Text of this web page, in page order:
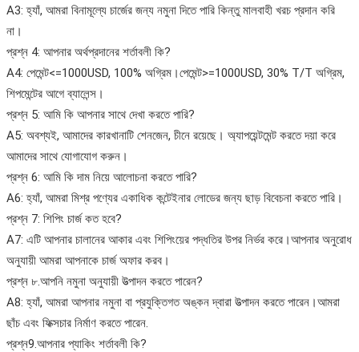
A3: হ্যাঁ, আমরা বিনামূল্যে চার্জের জন্য নমুনা দিতে পারি কিন্তু মালবাহী খরচ প্রদান করি
না।
প্রশ্ন 4: আপনার অর্থপ্রদানের শর্তাবলী কি?
A4: পেমেন্ট<=1000USD, 100% অগ্রিম।পেমেন্ট>=1000USD, 30% T/T অগ্রিম,
শিপমেন্টের আগে ব্যালেন্স।
প্রশ্ন 5: আমি কি আপনার সাথে দেখা করতে পারি?
A5: অবশ্যই, আমাদের কারখানাটি শেনজেন, চীনে রয়েছে। অ্যাপয়েন্টমেন্ট করতে দয়া করে
আমাদের সাথে যোগাযোগ করুন।
প্রশ্ন 6: আমি কি দাম নিয়ে আলোচনা করতে পারি?
A6: হ্যাঁ, আমরা মিশ্র পণ্যের একাধিক কন্টেইনার লোডের জন্য ছাড় বিবেচনা করতে পারি।
প্রশ্ন 7: শিপিং চার্জ কত হবে?
A7: এটি আপনার চালানের আকার এবং শিপিংয়ের পদ্ধতির উপর নির্ভর করে।আপনার অনুরোধ
অনুযায়ী আমরা আপনাকে চার্জ অফার করব।
প্রশ্ন ৮.আপনি নমুনা অনুযায়ী উত্পাদন করতে পারেন?
A8: হ্যাঁ, আমরা আপনার নমুনা বা প্রযুক্তিগত অঙ্কন দ্বারা উত্পাদন করতে পারেন।আমরা
ছাঁচ এবং ফিক্সচার নির্মাণ করতে পারেন.
প্রশ্ন9.আপনার প্যাকিং শর্তাবলী কি?